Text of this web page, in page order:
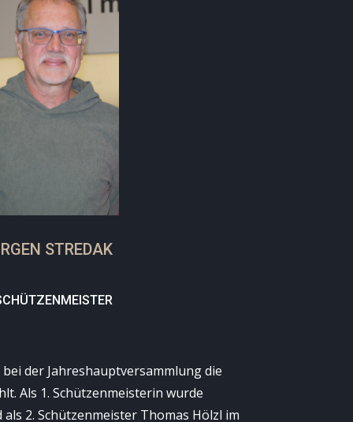
STREDAK
bei der Jahreshauptversammlung die
Als 1. Schützenmeisterin wurde
2. Schützenmeister Thomas Hölzl im